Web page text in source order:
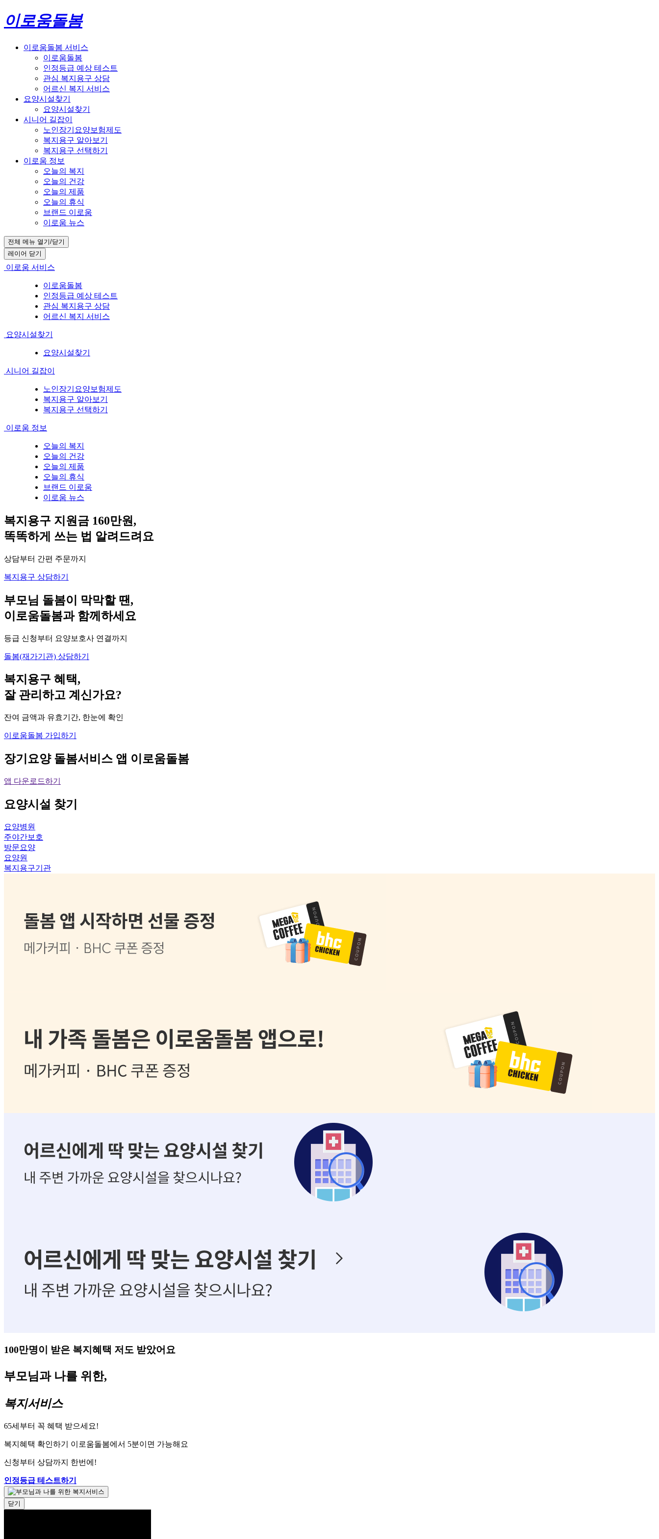
이로움돌봄
이로움돌봄 서비스
이로움돌봄
인정등급 예상 테스트
관심 복지용구 상담
어르신 복지 서비스
요양시설찾기
요양시설찾기
시니어 길잡이
노인장기요양보험제도
복지용구 알아보기
복지용구 선택하기
이로움 정보
오늘의 복지
오늘의 건강
오늘의 제품
오늘의 휴식
브랜드 이로움
이로움 뉴스
전체 메뉴 열기/닫기
레이어 닫기
이로움 서비스
이로움돌봄
인정등급 예상 테스트
관심 복지용구 상담
어르신 복지 서비스
요양시설찾기
요양시설찾기
시니어 길잡이
노인장기요양보험제도
복지용구 알아보기
복지용구 선택하기
이로움 정보
오늘의 복지
오늘의 건강
오늘의 제품
오늘의 휴식
브랜드 이로움
이로움 뉴스
복지용구 지원금 160만원,
똑똑하게 쓰는 법 알려드려요
상담부터 간편 주문까지
복지용구 상담하기
부모님 돌봄이 막막할 땐,
이로움돌봄과 함께하세요
등급 신청부터 요양보호사 연결까지
돌봄(재가기관) 상담하기
복지용구 혜택,
잘 관리하고 계신가요?
잔여 금액과 유효기간, 한눈에 확인
이로움돌봄 가입하기
장기요양 돌봄서비스 앱 이로움돌봄
앱 다운로드하기
요양시설 찾기
요양병원
주야간보호
방문요양
요양원
복지용구기관
100만명이 받은 복지혜택 저도 받았어요
부모님과 나를 위한,
복지서비스
65세부터 꼭 혜택 받으세요!
복지혜택 확인하기 이로움돌봄에서 5분이면 가능해요
신청부터 상담까지 한번에!
인정등급 테스트하기
닫기